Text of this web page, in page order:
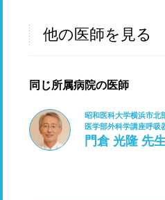
他の医師を見る
同じ所属病院の医師
昭和医科大学横浜市北
医学部外科学講座呼吸
門倉 光隆 先